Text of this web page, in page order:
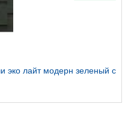
лайт модерн зеленый с